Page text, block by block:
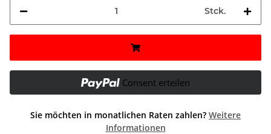
Stck.
Consent erteilen
Sie möchten in monatlichen Raten zahlen? Weitere
Informationen